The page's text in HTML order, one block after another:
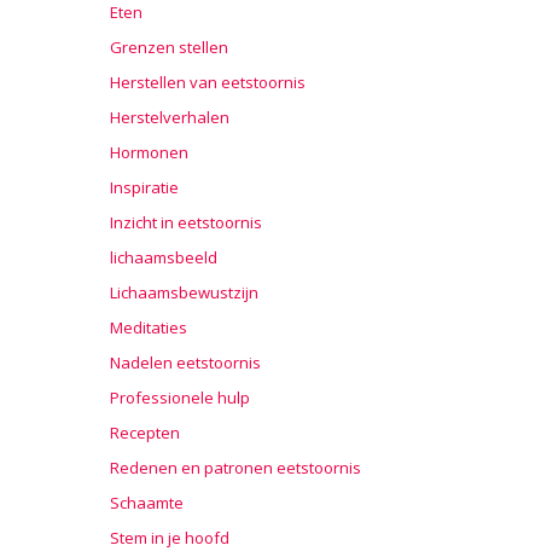
Eten
Grenzen stellen
Herstellen van eetstoornis
Herstelverhalen
Hormonen
Inspiratie
Inzicht in eetstoornis
lichaamsbeeld
Lichaamsbewustzijn
Meditaties
Nadelen eetstoornis
Professionele hulp
Recepten
Redenen en patronen eetstoornis
Schaamte
Stem in je hoofd